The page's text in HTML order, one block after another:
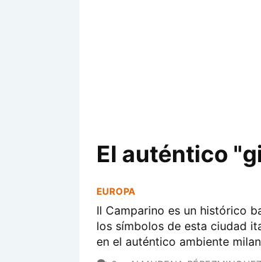
El auténtico
EUROPA
Il Camparino es un histórico
los símbolos de esta ciudad
en el auténtico ambiente